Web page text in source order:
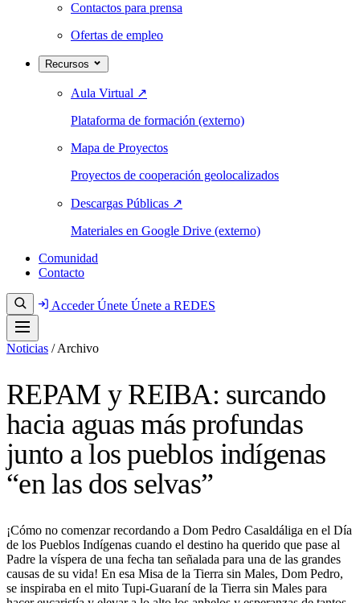
Contactos para prensa
Ofertas de empleo
Recursos
Aula Virtual ↗
Plataforma de formación (externo)
Mapa de Proyectos
Proyectos de cooperación geolocalizados
Descargas Públicas ↗
Materiales en Google Drive (externo)
Comunidad
Contacto
AccederÚnete Únete a REDES
Noticias / Archivo
REPAM y REIBA: surcando
hacia aguas más profundas
junto a los pueblos indígenas
“en las dos selvas”
¡Cómo no comenzar recordando a Dom Pedro Casaldáliga en el Día
de los Pueblos Indígenas cuando el destino ha querido que pase al
Padre la víspera de una fecha tan señalada para una de las grandes
causas de su vida! En esa Misa de la Tierra sin Males, Dom Pedro,
se inspiraba en el mito Tupi-Guaraní de la Tierra sin Males para